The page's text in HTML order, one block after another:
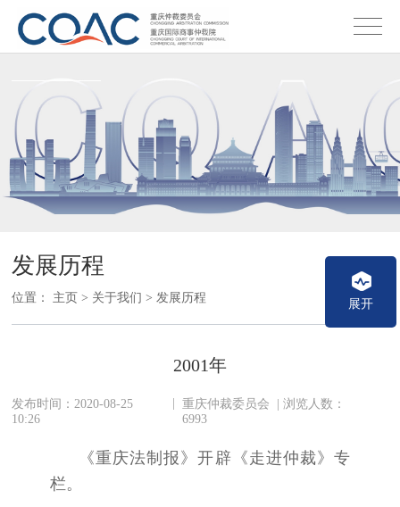
发展历程
位置： 主页 > 关于我们 >发展历程
2001年
发布时间：2020-08-25
10:26
|重庆仲裁委员会 | 浏览人数：
6993
《重庆法制报》开辟《走进仲裁》专
栏。
展开